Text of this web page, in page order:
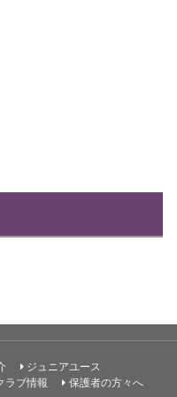
ジュニアユース
ラブ情報 保護者の方々へ